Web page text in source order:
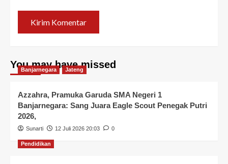
You may have missed
Banjarnegara Jateng
Azzahra, Pramuka Garuda SMA Negeri 1
Banjarnegara: Sang Juara Eagle Scout Penegak Putri
2026,
Sunarti 12 Juli 2026 20:03 0
Pendidikan